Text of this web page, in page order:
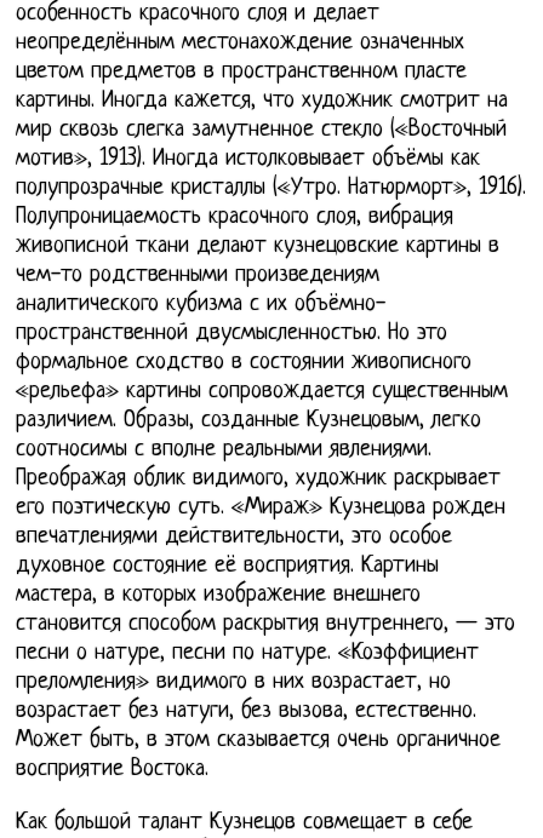
особенность красочного слоя и делает
неопределённым местонахождение означенных
цветом предметов в пространственном пласте
картины. Иногда кажется, что художник смотрит на
мир сквозь слегка замутненное стекло («Восточный
мотив», 1913). Иногда истолковывает объёмы как
полупрозрачные кристаллы («Утро. Натюрморт», 1916).
Полупроницаемость красочного слоя, вибрация
живописной ткани делают кузнецовские картины в
чем-то родственными произведениям
аналитического кубизма с их объёмно-
пространственной двусмысленностью. Но это
формальное сходство в состоянии живописного
«рельефа» картины сопровождается существенным
различием. Образы, созданные Кузнецовым, легко
соотносимы с вполне реальными явлениями.
Преображая облик видимого, художник раскрывает
его поэтическую суть. «Мираж» Кузнецова рожден
впечатлениями действительности, это особое
духовное состояние её восприятия. Картины
мастера, в которых изображение внешнего
становится способом раскрытия внутреннего, — это
песни о натуре, песни по натуре. «Коэффициент
преломления» видимого в них возрастает, но
возрастает без натуги, без вызова, естественно.
Может быть, в этом сказывается очень органичное
восприятие Востока.
Как большой талант Кузнецов совмещает в себе